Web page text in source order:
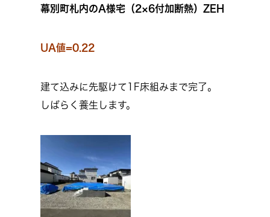
幕別町札内のA様宅（2×6付加断熱）ZEH
UA値=0.22
建て込みに先駆けて1F床組みまで完了。
しばらく養生します。